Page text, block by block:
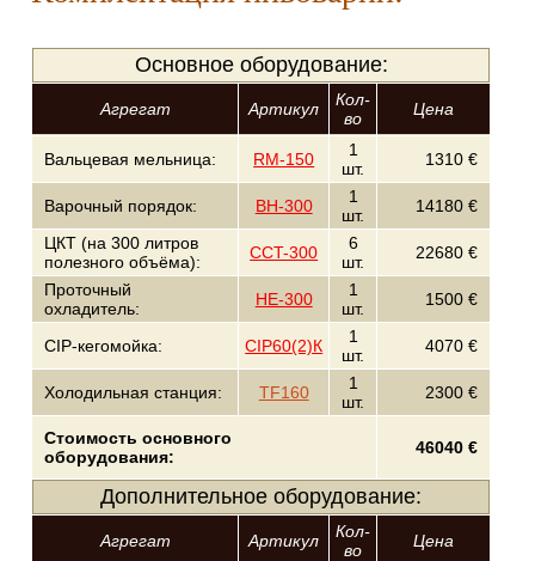
Основное оборудование:
Агрегат Артикул
Кол-
во
Цена
Вальцевая мельница: RM-150
1
шт.
1310 €
Варочный порядок: BH-300
1
шт.
14180 €
ЦКТ (на 300 литров
полезного объёма):
CCT-300
6
шт.
22680 €
Проточный
охладитель:
HE-300
1
шт.
1500 €
CIP-кегомойка: CIP60(2)К
1
шт.
4070 €
Холодильная станция: TF160
1
шт.
2300 €
Стоимость основного
оборудования:
46040 €
Дополнительное оборудование:
Агрегат Артикул
Кол-
во
Цена